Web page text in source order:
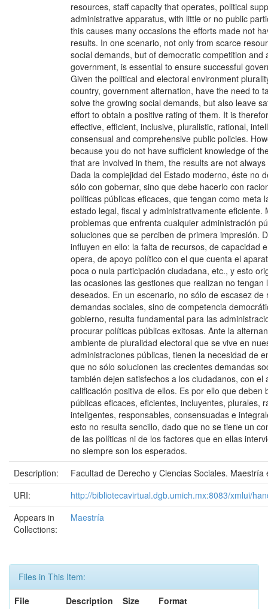
resources, staff capacity that operates, political
administrative apparatus, with little or no public
this causes many occasions the efforts made not
results. In one scenario, not only from scarce
social demands, but of democratic competition and
government, is essential to ensure successful
Given the political and electoral environment
country, government alternation, have the need to
solve the growing social demands, but also leave
effort to obtain a positive rating of them. It is
effective, efficient, inclusive, pluralistic, rational,
consensual and comprehensive public policies.
because you do not have sufficient knowledge of
that are involved in them, the results are not
Dada la complejidad del Estado moderno, éste no
sólo con gobernar, sino que debe hacerlo con
políticas públicas eficaces, que tengan como meta
estado legal, fiscal y administrativamente eficiente.
problemas que enfrenta cualquier administración
soluciones que se perciben de primera impresión.
influyen en ello: la falta de recursos, de capacidad
opera, de apoyo político con el que cuenta el
poca o nula participación ciudadana, etc., y esto
las ocasiones las gestiones que realizan no tengan
deseados. En un escenario, no sólo de escasez de
demandas sociales, sino de competencia
gobierno, resulta fundamental para las
procurar políticas públicas exitosas. Ante la
ambiente de pluralidad electoral que se vive en
administraciones públicas, tienen la necesidad de
que no sólo solucionen las crecientes demandas
también dejen satisfechos a los ciudadanos, con el
calificación positiva de ellos. Es por ello que deben
públicas eficaces, eficientes, incluyentes, plurales,
inteligentes, responsables, consensuadas e
esto no resulta sencillo, dado que no se tiene un
de las políticas ni de los factores que en ellas
no siempre son los esperados.
Description:
Facultad de Derecho y Ciencias Sociales. Maestría
URI:
http://bibliotecavirtual.dgb.umich.mx:8083/xmlui/
Appears in
Collections:
Maestría
Files in This Item:
File
Description Size
Format